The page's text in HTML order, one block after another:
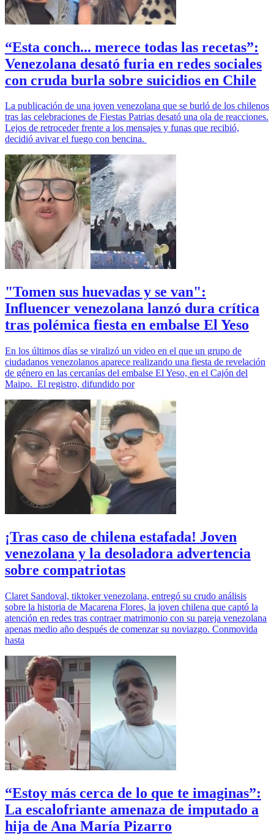
“Esta conch... merece todas las recetas”:
Venezolana desató furia en redes sociales
con cruda burla sobre suicidios en Chile
La publicación de una joven venezolana que se burló de los chilenos
tras las celebraciones de Fiestas Patrias desató una ola de reacciones.
Lejos de retroceder frente a los mensajes y funas que recibió,
decidió avivar el fuego con bencina.
"Tomen sus huevadas y se van":
Influencer venezolana lanzó dura crítica
tras polémica fiesta en embalse El Yeso
En los últimos días se viralizó un video en el que un grupo de
ciudadanos venezolanos aparece realizando una fiesta de revelación
de género en las cercanías del embalse El Yeso, en el Cajón del
Maipo. El registro, difundido por
¡Tras caso de chilena estafada! Joven
venezolana y la desoladora advertencia
sobre compatriotas
Claret Sandoval, tiktoker venezolana, entregó su crudo análisis
sobre la historia de Macarena Flores, la joven chilena que captó la
atención en redes tras contraer matrimonio con su pareja venezolana
apenas medio año después de comenzar su noviazgo. Conmovida
hasta
“Estoy más cerca de lo que te imaginas”:
La escalofriante amenaza de imputado a
hija de Ana María Pizarro